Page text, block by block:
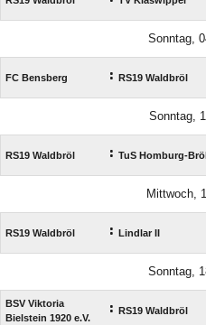
Sonntag,
FC Bensberg : RS19 Waldbröl
Sonntag,
RS19 Waldbröl : TuS Homburg-
Mittwoch,
RS19 Waldbröl : Lindlar II
Sonntag,
BSV Viktoria
Bielstein 1920 e.V.
: RS19 Waldbröl